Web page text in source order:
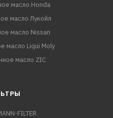
масло Honda
масло Лукойл
масло Nissan
масло Liqui Moly
масло ZIC
FILTER